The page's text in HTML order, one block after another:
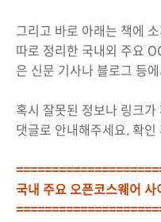
그리고 바로 아래는 책에
따로 정리한 국내외 주요
은 신문 기사나 블로그 등
혹시 잘못된 정보나 링크
댓글로 안내해주세요. 확
국내 주요 오픈코스웨어 사